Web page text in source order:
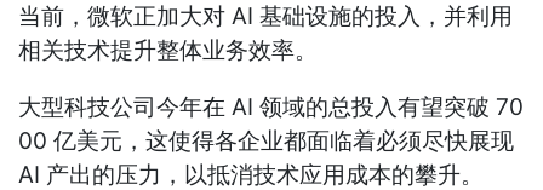
当前，微软正加大对 AI 基础设施的投入，并利用
相关技术提升整体业务效率。
大型科技公司今年在 AI 领域的总投入有望突破 70
00 亿美元，这使得各企业都面临着必须尽快展现
AI 产出的压力，以抵消技术应用成本的攀升。